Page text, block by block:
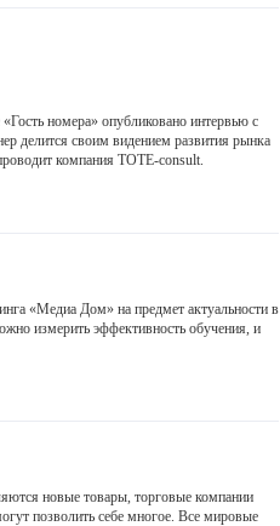
номера» опубликовано интервью с
делится своим видением развития рынка
компания TOTE-consult.
«Медиа Дом» на предмет актуальности в
измерить эффективность обучения, и
новые товары, торговые компании
позволить себе многое. Все мировые